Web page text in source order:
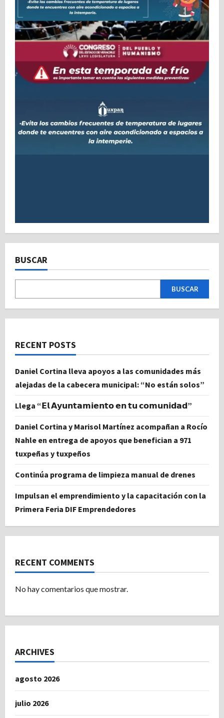
BUSCAR
BUSCAR
RECENT POSTS
Daniel Cortina lleva apoyos a las comunidades más
alejadas de la cabecera municipal: “No están solos”
Llega “𝗘𝗹 𝗔𝘆𝘂𝗻𝘁𝗮𝗺𝗶𝗲𝗻𝘁𝗼 𝗲𝗻 𝘁𝘂 𝗰𝗼𝗺𝘂𝗻𝗶𝗱𝗮𝗱”
Daniel Cortina y Marisol Martínez acompañan a Rocío
Nahle en entrega de apoyos que benefician a 971
tuxpeñas y tuxpeños
Continúa programa de limpieza manual de drenes
Impulsan el emprendimiento y la capacitación con la
Primera Feria DIF Emprendedores
RECENT COMMENTS
No hay comentarios que mostrar.
ARCHIVES
agosto 2026
julio 2026